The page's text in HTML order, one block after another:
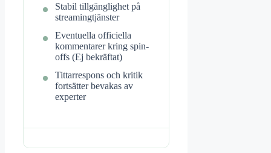
Stabil tillgänglighet på
streamingtjänster
Eventuella officiella
kommentarer kring spin-
offs (Ej bekräftat)
Tittarrespons och kritik
fortsätter bevakas av
experter